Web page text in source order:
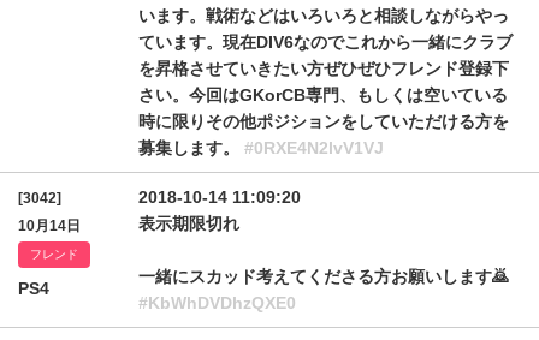
います。戦術などはいろいろと相談しながらやっ
ています。現在DIV6なのでこれから一緒にクラブ
を昇格させていきたい方ぜひぜひフレンド登録下
さい。今回はGKorCB専門、もしくは空いている
時に限りその他ポジションをしていただける方を
募集します。 #0RXE4N2lvV1VJ
[3042]
10月14日
フレンド
PS4
2018-10-14 11:09:20
表示期限切れ
一緒にスカッド考えてくださる方お願いします🙇
#KbWhDVDhzQXE0